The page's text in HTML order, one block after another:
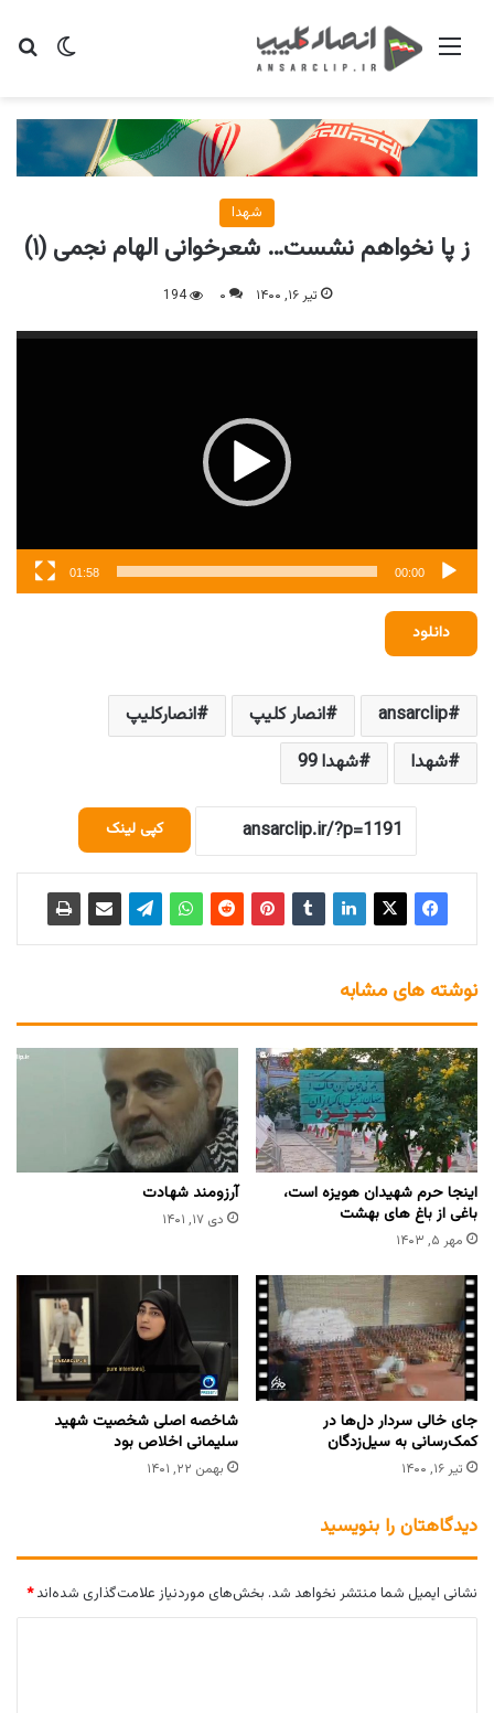
تغییر منو
شهدا
ز پا نخواهم نشست… شعرخوانی الهام نجمی (۱)
تیر ۱۶, ۱۴۰۰ ۰ 194
نمایشگر
00:00
01:58
دانلود
ansarclip انصار کلیپ
انصارکلیپ
شهدا
شهدا 99
کپی لینک
نوشته های مشابه
اینجا حرم شهیدان هویزه است،
باغی از باغ های بهشت
مهر ۵, ۱۴۰۳
آرزومند شهادت
دی ۱۷, ۱۴۰۱
جای خالی سردار دل‌ها در
کمک‌رسانی به سیل‌زدگان
تیر ۱۶, ۱۴۰۰
شاخصه اصلی شخصیت شهید
سلیمانی اخلاص بود
بهمن ۲۲, ۱۴۰۱
دیدگاهتان را بنویسید
نشانی ایمیل شما منتشر نخواهد شد. بخش‌های موردنیاز علامت‌گذاری شده‌اند*